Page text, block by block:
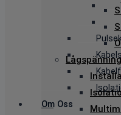
Om Oss